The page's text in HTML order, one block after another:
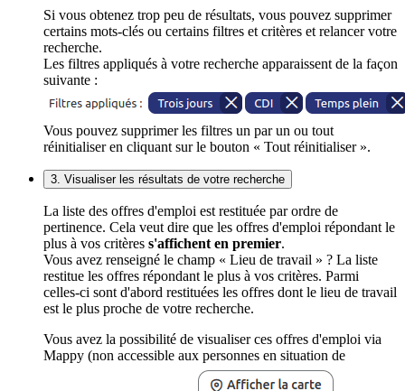
Si vous obtenez trop peu de résultats, vous pouvez supprimer
certains mots-clés ou certains filtres et critères et relancer votre
recherche.
Les filtres appliqués à votre recherche apparaissent de la façon
suivante :
Vous pouvez supprimer les filtres un par un ou tout
réinitialiser en cliquant sur le bouton « Tout réinitialiser ».
3. Visualiser les résultats de votre recherche
La liste des offres d'emploi est restituée par ordre de
pertinence. Cela veut dire que les offres d'emploi répondant le
plus à vos critères s'affichent en premier.
Vous avez renseigné le champ « Lieu de travail » ? La liste
restitue les offres répondant le plus à vos critères. Parmi
celles-ci sont d'abord restituées les offres dont le lieu de travail
est le plus proche de votre recherche.
Vous avez la possibilité de visualiser ces offres d'emploi via
Mappy (non accessible aux personnes en situation de